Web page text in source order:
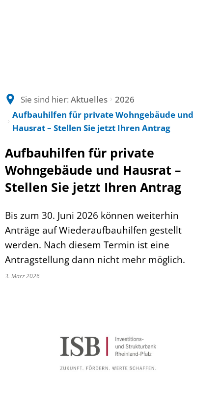
Sie sind hier: Aktuelles
2026
Aufbauhilfen für private Wohngebäude und
Hausrat – Stellen Sie jetzt Ihren Antrag
Aufbauhilfen für private
Wohngebäude und Hausrat –
Stellen Sie jetzt Ihren Antrag
Bis zum 30. Juni 2026 können weiterhin
Anträge auf Wiederaufbauhilfen gestellt
werden. Nach diesem Termin ist eine
Antragstellung dann nicht mehr möglich.
3. März 2026